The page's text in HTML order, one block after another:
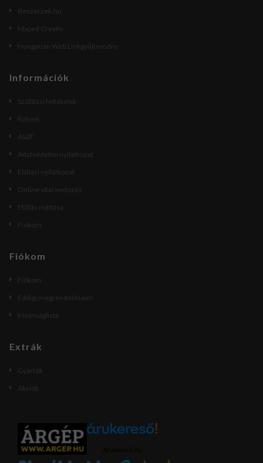
Beszerzek.hu
Maped Creativ
Hungarian Web Linkgyűjtemény
Információk
Szállítási feltételek
Rólunk
ÁSZF
Adatvédelmi nyilatkozat
Elállási nyilatkozat
Online vitarendezés
Elállás indítása
Fiókom
Fiókom
Fiókom
Eddigi megrendeléseim
Kívánságlista
Extrák
Gyártók
Akciók